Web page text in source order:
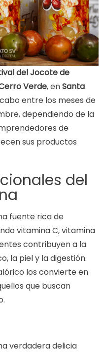
del Jocote de
Verde, enSanta
entre los meses de
dependiendo de la
de
sus productos
del
fuente rica de
vitamina C, vitamina
contribuyen a la
la piel y la digestión.
los convierte en
que buscan
verdadera delicia